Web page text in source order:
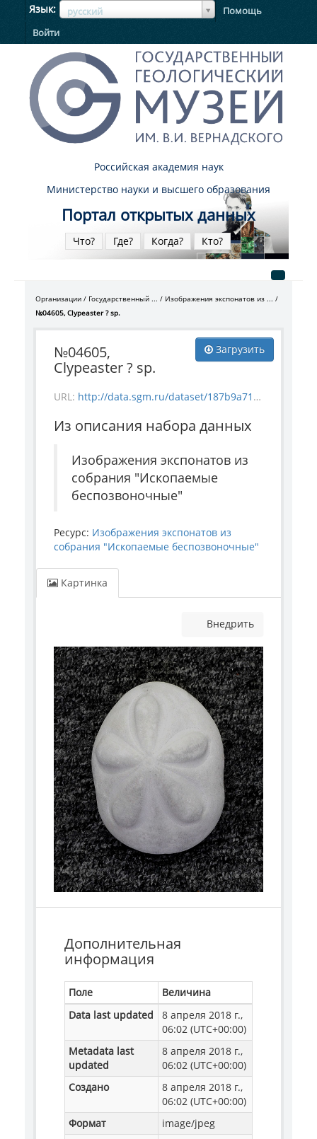
Язык русский
ЯзыкЯзык
Помощь
Войти
Российская академия наук
Министерство науки и высшего образования
Портал открытых данных
Что? Где? Когда? Кто?
Организации Государственный ...
Изображения экспонатов из ...
№04605, Clypeaster ? sp.
Загрузить
№04605,
Clypeaster ? sp.
URL: http://data.sgm.ru/dataset/187b9a71-4c85-43ec-99fe-080bdf792007/resource/e6b0960e-2727-43f6-9dd0-c772d45b940c/download/invertebrate_4605.jpg
Из описания набора данных
Изображения экспонатов из
собрания "Ископаемые
беспозвоночные"
Ресурс: Изображения экспонатов из
собрания "Ископаемые беспозвоночные"
Картинка
Внедрить
Дополнительная
информация
Поле
Величина
Data last updated
8 апреля 2018 г.,
06:02 (UTC+00:00)
Metadata last
updated
8 апреля 2018 г.,
06:02 (UTC+00:00)
Создано
8 апреля 2018 г.,
06:02 (UTC+00:00)
Формат
image/jpeg